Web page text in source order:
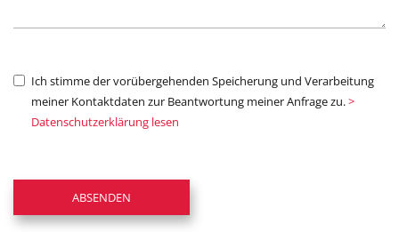
Ich stimme der vorübergehenden Speicherung und Verarbeitung
meiner Kontaktdaten zur Beantwortung meiner Anfrage zu.>
Datenschutzerklärung lesen
ABSENDEN